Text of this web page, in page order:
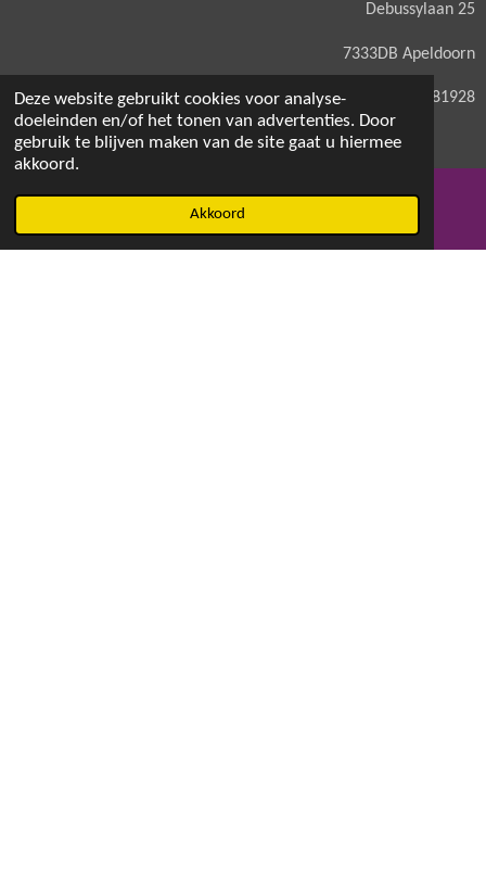
Deze website gebruikt cookies voor analyse-
doeleinden en/of het tonen van advertenties. Door
gebruik te blijven maken van de site gaat u hiermee
akkoord.
Akkoord
Debussylaan 25
7333DB Apeldoorn
KVK: 71581928
© 2021 - 2026 Magdalenaswasparfum